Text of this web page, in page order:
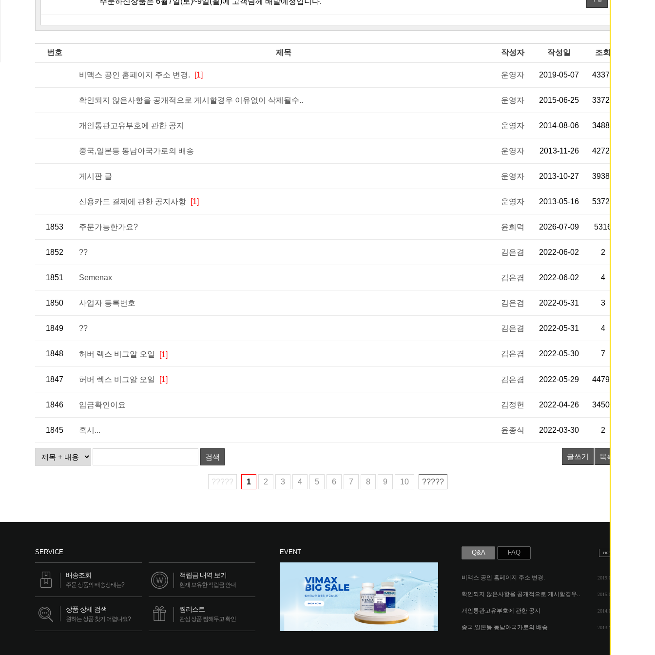
번호 제목 작성자 작성일 조회
비맥스 공인 홈페이지 주소 변경. [1] 운영자 2019-05-07 43378
확인되지 않은사항을 공개적으로 게시할경우 이유없이 삭제될수.. 운영자 2015-06-25 33727
개인통관고유부호에 관한 공지 운영자 2014-08-06 34887
중국,일본등 동남아국가로의 배송 운영자 2013-11-26 42720
게시판 글 운영자 2013-10-27 39382
신용카드 결제에 관한 공지사항 [1] 운영자 2013-05-16 53724
1853 주문가능한가요? 윤희덕 2026-07-09 5316
1852 ?? 김은겸 2022-06-02 2
1851 Semenax 김은겸 2022-06-02 4
1850 사업자 등록번호 김은겸 2022-05-31 3
1849 ?? 김은겸 2022-05-31 4
1848 허버 렉스 비그알 오일 [1] 김은겸 2022-05-30 7
1847 허버 렉스 비그알 오일 [1] 김은겸 2022-05-29 44796
1846 입금확인이요 김정헌 2022-04-26 34507
1845 혹시... 윤종식 2022-03-30 2
검색 글쓰기 목록
????? 1 2 3 4 5 6 7 8 9 10 ?????
SERVICE
배송조회
주문 상품의 배송상태는?
적립금 내역 보기
현재 보유한 적립금 안내
상품 상세 검색
원하는 상품 찾기 어렵나요?
찜리스트
관심 상품 찜해두고 확인
EVENT Q&A FAQ
비맥스 공인 홈페이지 주소 변경. 2019.05.07
확인되지 않은사항을 공개적으로 게시할경우.. 2015.06.25
개인통관고유부호에 관한 공지 2014.08.06
중국,일본등 동남아국가로의 배송 2013.11.26